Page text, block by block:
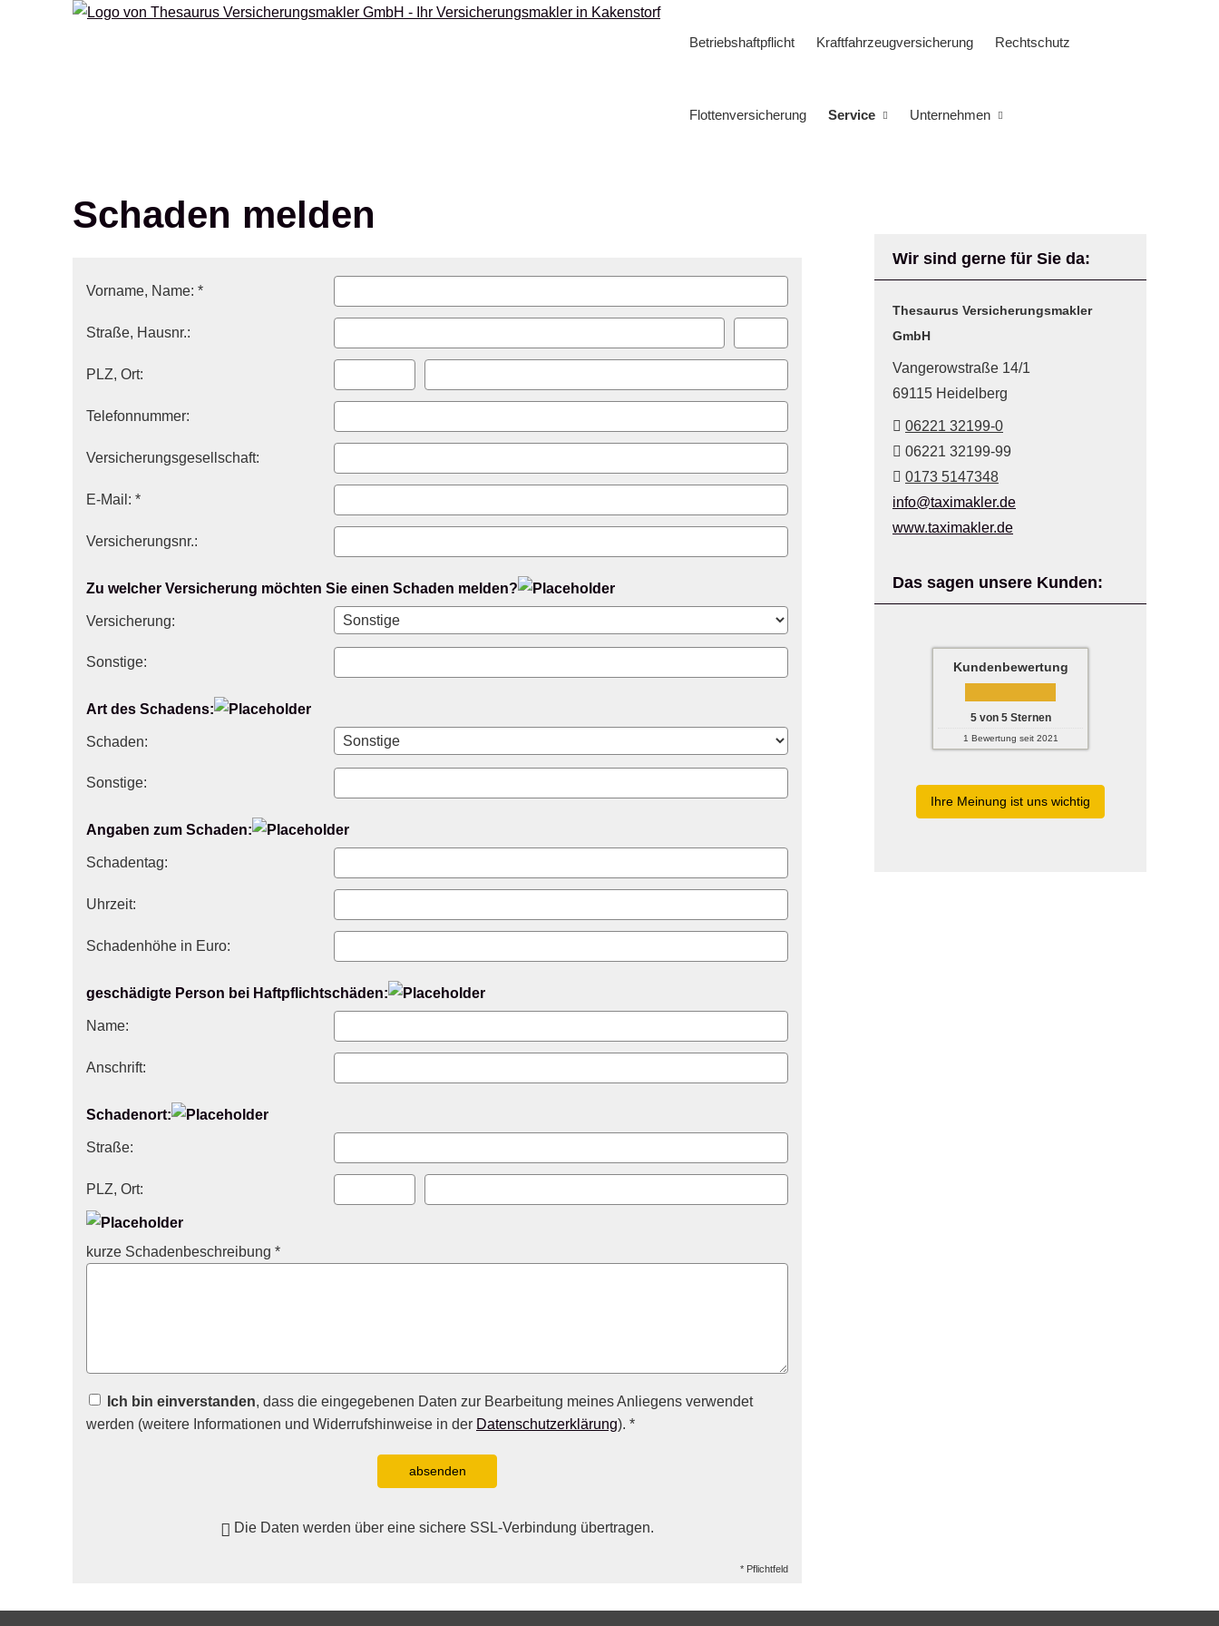
Betriebshaftpflicht Kraftfahrzeugversicherung Rechtschutz
Flottenversicherung Service Unternehmen
Wir sind gerne für Sie da:
Thesaurus Ver­sicherungs­makler
GmbH
Vangerowstraße 14/1
69115 Heidelberg
06221 32199-0
06221 32199-99
0173 5147348
info@taximakler.de
www.taximakler.de
Das sagen unsere Kunden:
Kundenbewertung
5von 5Sternen
1 Bewertung seit 2021
Ihre Meinung ist uns wichtig
Schaden melden
Vorname, Name: *
Straße, Hausnr.:
PLZ, Ort:
Telefonnummer:
Versicherungsgesellschaft:
E-Mail: *
Versicherungsnr.:
Zu welcher Versicherung möchten Sie einen Schaden melden?
Versicherung:
Sonstige:
Art des Schadens:
Schaden:
Sonstige:
Angaben zum Schaden:
Schadentag:
Uhrzeit:
Schadenhöhe in Euro:
geschädigte Person bei Haft­pflichtschäden:
Name:
Anschrift:
Schadenort:
Straße:
PLZ, Ort:
kurze Schadenbeschreibung *
Ich bin einverstanden, dass die eingegebenen Daten zur Bearbeitung meines Anliegens verwendet
werden (weitere Informationen und Widerrufshinweise in der Datenschutzerklärung). *
absenden
Die Daten werden über eine sichere SSL-Verbindung übertragen.
* Pflichtfeld